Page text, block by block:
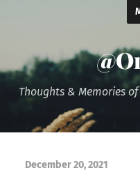
Thoughts & Memories
December 20, 2021